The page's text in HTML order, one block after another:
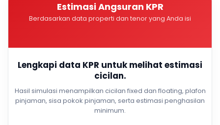
Estimasi Angsuran KPR
Berdasarkan data properti dan tenor yang Anda isi
Lengkapi data KPR untuk melihat estimasi
cicilan.
Hasil simulasi menampilkan cicilan fixed dan floating, plafon
pinjaman, sisa pokok pinjaman, serta estimasi penghasilan
minimum.